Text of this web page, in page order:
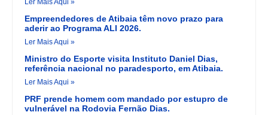
Ler Mais Aqui »
Empreendedores de Atibaia têm novo prazo para
aderir ao Programa ALI 2026.
Ler Mais Aqui »
Ministro do Esporte visita Instituto Daniel Dias,
referência nacional no paradesporto, em Atibaia.
Ler Mais Aqui »
PRF prende homem com mandado por estupro de
vulnerável na Rodovia Fernão Dias.